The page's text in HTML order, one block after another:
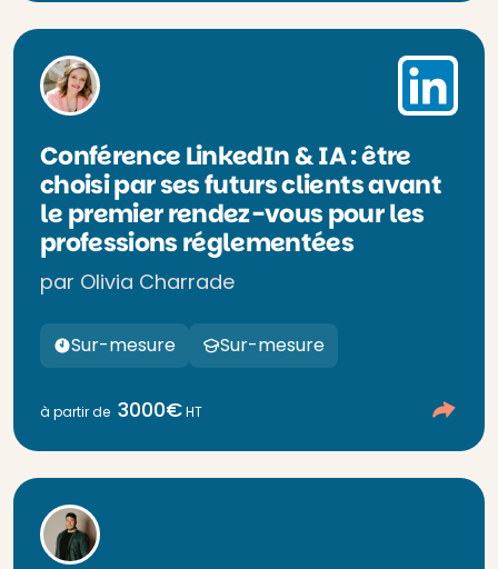
Conférence LinkedIn & IA : être
choisi par ses futurs clients avant
le premier rendez-vous pour les
professions réglementées
par Olivia Charrade
Sur-mesure Sur-mesure
à partir de 3000€HT